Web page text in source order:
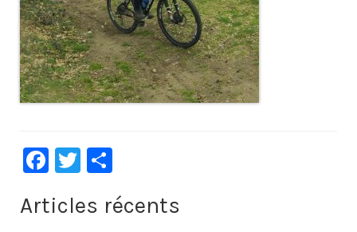
Facebook
Twitter
Articles récents